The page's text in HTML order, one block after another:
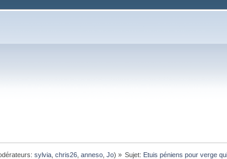
sylvia, chris26, anneso, Jo) » Sujet: Etuis péniens pour verge